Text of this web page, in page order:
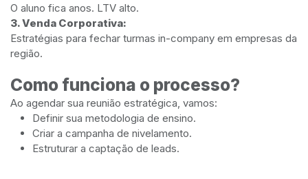
O aluno fica anos. LTV alto.
3. Venda Corporativa:
Estratégias para fechar turmas in-company em empresas da
região.
Como funciona o processo?
Ao agendar sua reunião estratégica, vamos:
Definir sua metodologia de ensino.
Criar a campanha de nivelamento.
Estruturar a captação de leads.